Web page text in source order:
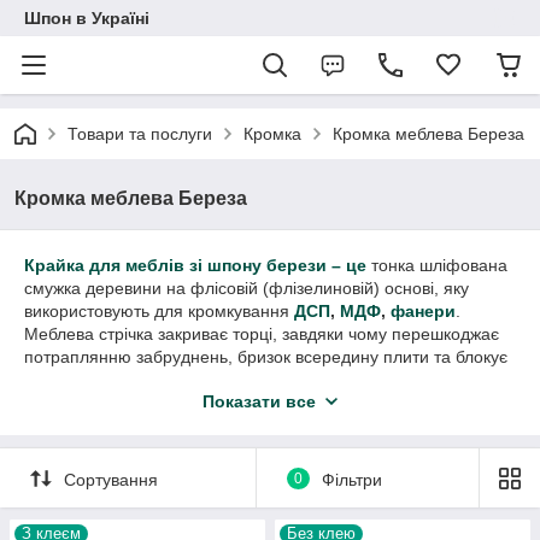
Шпон в Україні
Товари та послуги Кромка Кромка меблева Береза
Кромка меблева Береза
Крайка для меблів зі шпону берези – це тонка шліфована
смужка деревини на флісовій (флізелиновій) основі, яку
використовують для кромкування ДСП, МДФ, фанери
Меблева стрічка закриває торці, завдяки чому перешкоджає
потраплянню забруднень, бризок всередину плити та блокує
торцевий кант робить використання меблів зручнішим.
нанівець ймовірність появи затяжок на одязі, подряпин.
Натуральна меблева кромка з берези:
розміри
Показати все
Сортування 0 Фільтри
З клеєм Без клею